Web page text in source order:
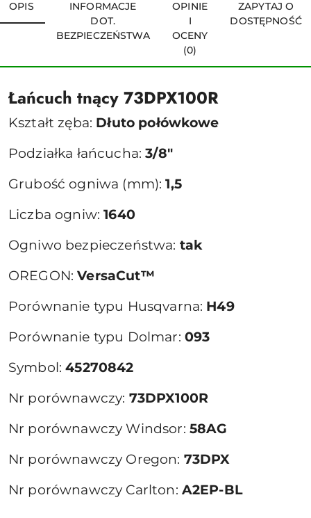
OPIS
INFORMACJE
DOT.
BEZPIECZEŃSTWA
OPINIE
I
OCENY
(0)
ZAPYTAJ O
DOSTĘPNOŚĆ
Łańcuch tnący 73DPX100R
Kształt zęba: Dłuto połówkowe
Podziałka łańcucha:3/8"
Grubość ogniwa (mm):1,5
Liczba ogniw:1640
Ogniwo bezpieczeństwa: tak
OREGON:VersaCut™
Porównanie typu Husqvarna: H49
Porównanie typu Dolmar: 093
Symbol:45270842
Nr porównawczy: 73DPX100R
Nr porównawczy Windsor: 58AG
Nr porównawczy Oregon: 73DPX
Nr porównawczy Carlton: A2EP-BL